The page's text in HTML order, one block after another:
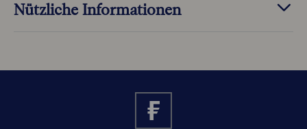
Nützliche Informationen